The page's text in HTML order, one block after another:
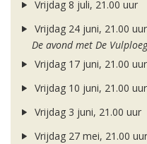
Vrijdag 8 juli, 21.00 uur
Vrijdag 24 juni, 21.00 uur
De avond met De Vulploeg
Vrijdag 17 juni, 21.00 uur
Vrijdag 10 juni, 21.00 uur
Vrijdag 3 juni, 21.00 uur
Vrijdag 27 mei, 21.00 uur